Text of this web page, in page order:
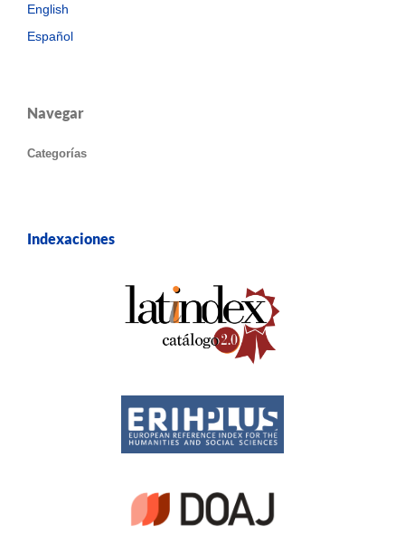
English
Español
Navegar
Categorías
Indexaciones